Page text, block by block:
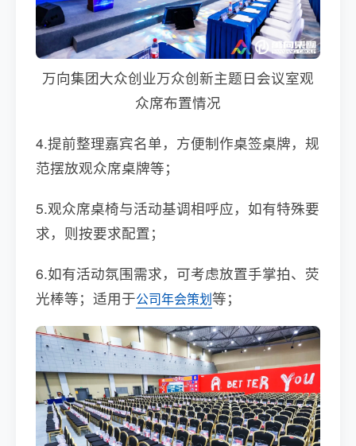
万向集团大众创业万众创新主题日会议室观
众席布置情况
4.提前整理嘉宾名单，方便制作桌签桌牌，规
范摆放观众席桌牌等；
5.观众席桌椅与活动基调相呼应，如有特殊要
求，则按要求配置；
6.如有活动氛围需求，可考虑放置手掌拍、荧
光棒等；适用于公司年会策划等；